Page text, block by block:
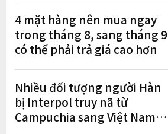
4 mặt hàng nên mua ngay
trong tháng 8, sang tháng 9
có thể phải trả giá cao hơn
Nhiều đối tượng người Hàn
bị Interpol truy nã từ
Campuchia sang Việt Nam